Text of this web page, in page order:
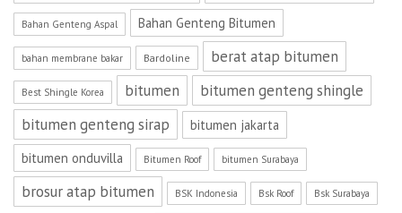
Bahan Genteng Aspal Bahan Genteng Bitumen
bahan membrane bakar Bardoline berat atap bitumen
Best Shingle Korea bitumen
bitumen genteng shingle
bitumen genteng sirap
bitumen jakarta
bitumen onduvilla
Bitumen Roof bitumen Surabaya
brosur atap bitumen BSK Indonesia Bsk Roof Bsk Surabaya